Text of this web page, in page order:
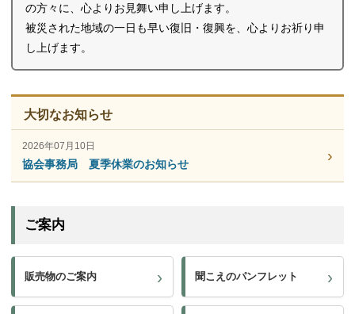
の方々に、心よりお見舞い申し上げます。
被災された地域の一日も早い復旧・復興を、心よりお祈り申
し上げます。
大切なお知らせ
2026年07月10日
協会事務局 夏季休業のお知らせ ›
ご案内
販売物のご案内 聞こえのパンフレット